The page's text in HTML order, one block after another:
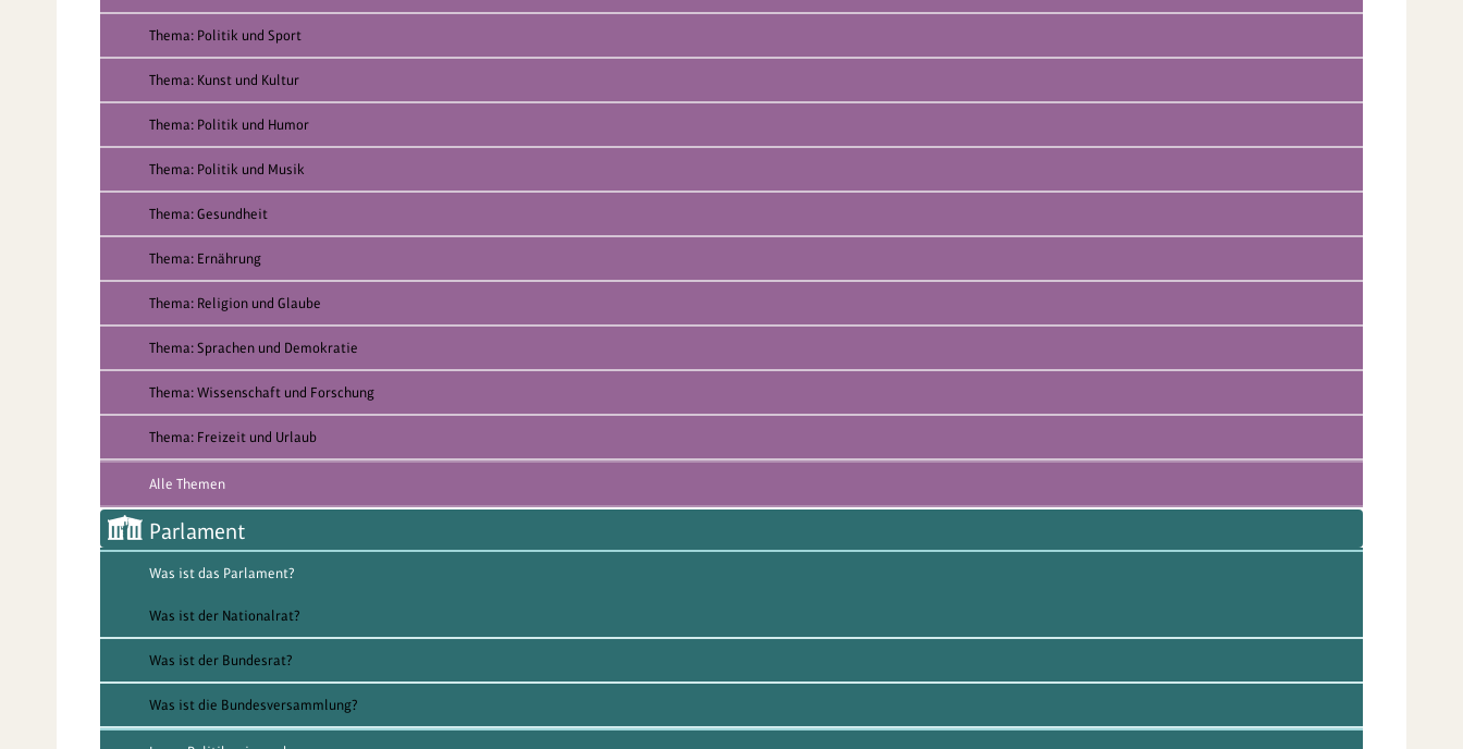
Thema: Politik und Sport
Thema: Kunst und Kultur
Thema: Politik und Humor
Thema: Politik und Musik
Thema: Gesundheit
Thema: Ernährung
Thema: Religion und Glaube
Thema: Sprachen und Demokratie
Thema: Wissenschaft und Forschung
Thema: Freizeit und Urlaub
Alle Themen
Parlament
Was ist das Parlament?
Was ist der Nationalrat?
Was ist der Bundesrat?
Was ist die Bundesversammlung?